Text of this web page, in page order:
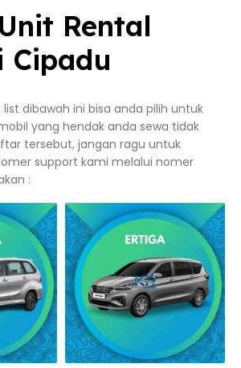
Rental
Cipadu
dibawah ini bisa anda pilih untuk
yang hendak anda sewa tidak
tersebut, jangan ragu untuk
support kami melalui nomer
: